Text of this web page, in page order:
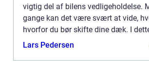
vigtig del af bilens vedligeholdelse.
gange kan det være svært at vide,
hvorfor du bør skifte dine dæk. I
vil vi diskutere vigtigheden af
Lars Pedersen